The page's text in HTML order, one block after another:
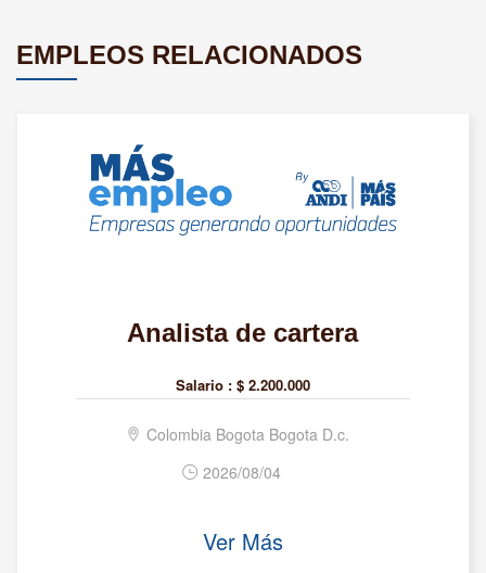
EMPLEOS RELACIONADOS
Analista de cartera
Salario : $ 2.200.000
Colombia Bogota Bogota D.c.
2026/08/04
Ver Más